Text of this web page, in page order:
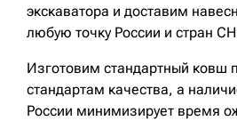
экскаватора и доставим
любую точку России и стран
Изготовим стандартный ковш
стандартам качества, а
России минимизирует время